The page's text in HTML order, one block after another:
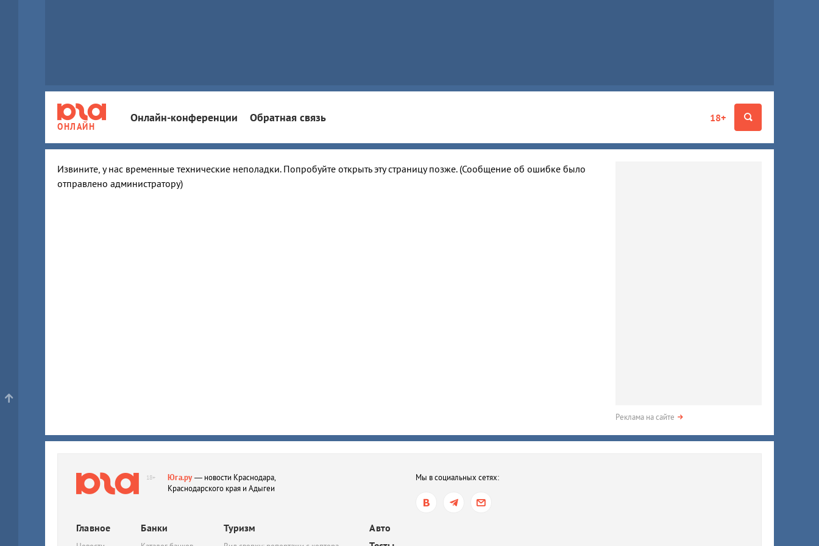
ОНЛАЙН
18+
Онлайн-конференции Обратная связь
Извините, у нас временные технические неполадки. Попробуйте открыть эту страницу позже. (Сообщение об ошибке было
отправлено администратору)
Реклама на сайте
18+ Юга.ру— новости Краснодара,
Краснодарского края и Адыгеи
Мы в социальных сетях:
Главное Банки Туризм
Авто